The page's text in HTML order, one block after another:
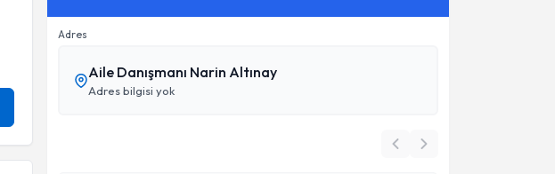
Adres
Aile Danışmanı Narin Altınay
Adres bilgisi yok